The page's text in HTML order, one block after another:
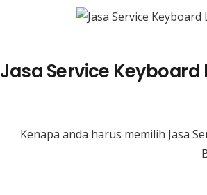
Jasa Service
Kenapa anda harus memilih Jasa